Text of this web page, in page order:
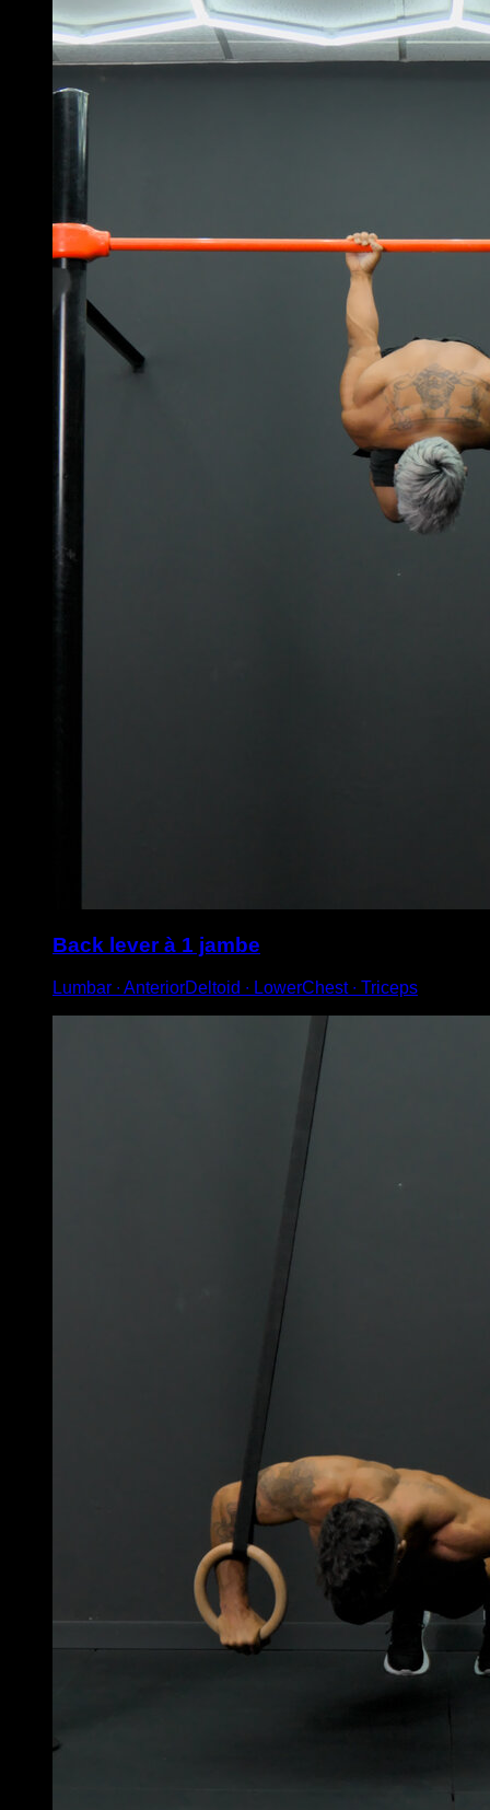
Back lever à 1 jambe
Lumbar ∙ AnteriorDeltoid ∙ LowerChest ∙ Triceps